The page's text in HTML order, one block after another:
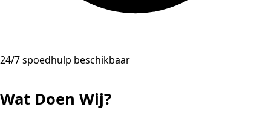
24/7 spoedhulp beschikbaar
Wat Doen Wij?